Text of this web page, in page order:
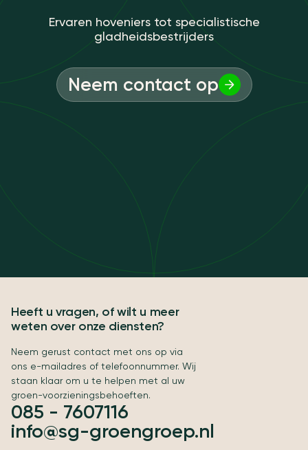
Ervaren hoveniers tot specialistische
gladheidsbestrijders
Neem contact op
Heeft u vragen, of wilt u meer
weten over onze diensten?
Neem gerust contact met ons op via
ons e-mailadres of telefoonnummer. Wij
staan klaar om u te helpen met al uw
groen-voorzieningsbehoeften.
085 - 7607116
info@sg-groengroep.nl